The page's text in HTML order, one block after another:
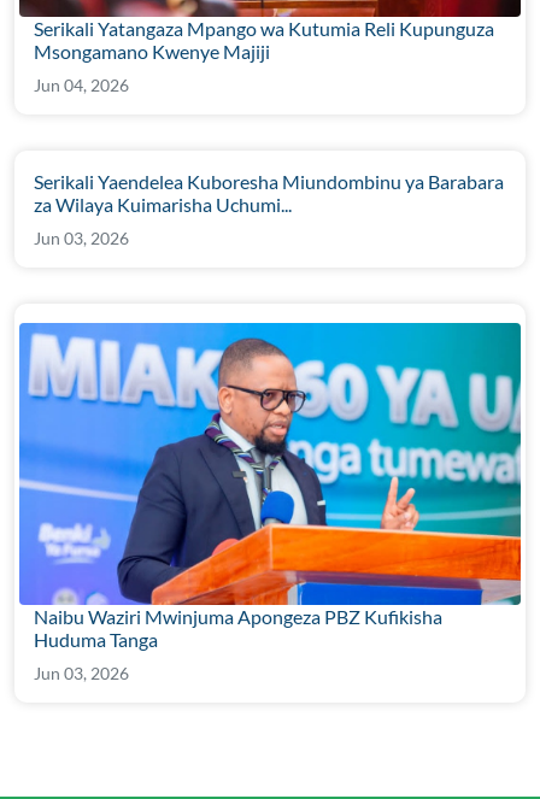
Serikali Yatangaza Mpango wa Kutumia Reli Kupunguza
Msongamano Kwenye Majiji
Jun 04, 2026
Serikali Yaendelea Kuboresha Miundombinu ya Barabara
za Wilaya Kuimarisha Uchumi...
Jun 03, 2026
Naibu Waziri Mwinjuma Apongeza PBZ Kufikisha
Huduma Tanga
Jun 03, 2026